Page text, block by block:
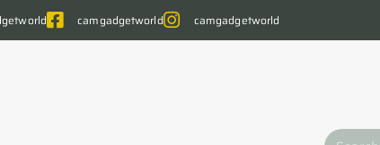
camgadgetworld camgadgetworld